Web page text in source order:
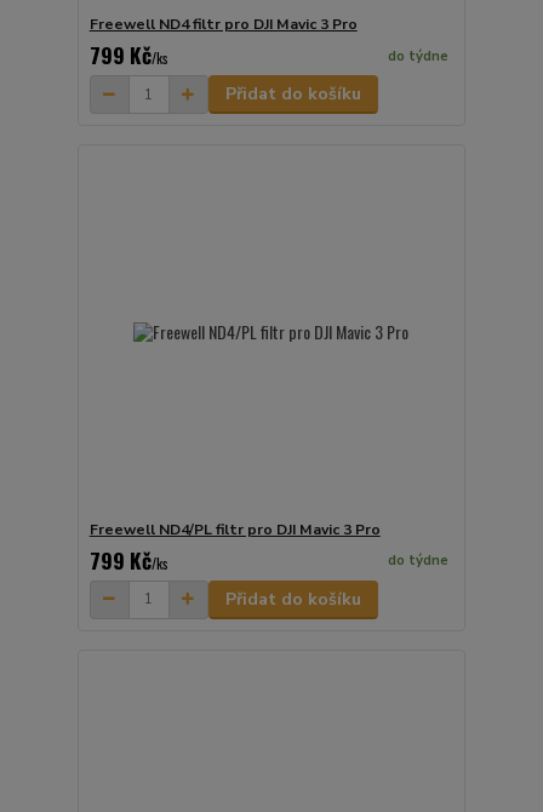
Freewell ND4 filtr pro DJI Mavic 3 Pro
799 Kč/ks do týdne
Přidat do košíku
Freewell ND4/PL filtr pro DJI Mavic 3 Pro
799 Kč/ks do týdne
Přidat do košíku